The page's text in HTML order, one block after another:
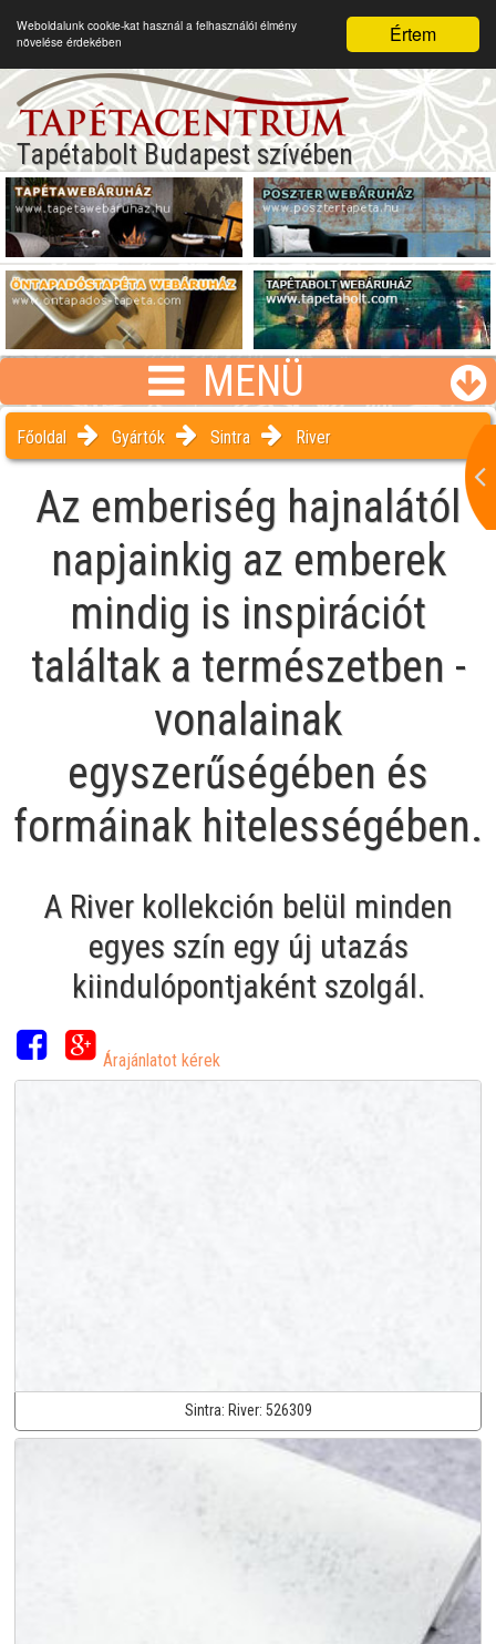
Értem
Weboldalunk cookie-kat használ a felhasználói élmény
növelése érdekében
Tapétabolt Budapest szívében
MENÜ
Főoldal Gyártók Sintra River
Az emberiség hajnalától
napjainkig az emberek
mindig is inspirációt
találtak a természetben -
vonalainak
egyszerűségében és
formáinak hitelességében.
A River kollekción belül minden
egyes szín egy új utazás
kiindulópontjaként szolgál.
Árajánlatot kérek
Sintra: River: 526309